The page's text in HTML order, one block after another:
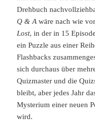
Drehbuch
Q & A wäre nach wie
Lost, in der in 15
ein Puzzle aus einer
Flashbacks
sich durchaus über
Quizmaster und die
bleibt, aber jedes Jahr
Mysterium einer neuen
wird.